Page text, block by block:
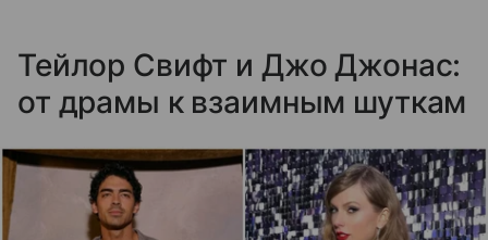
Тейлор Свифт и Джо Джонас:
от драмы к взаимным шуткам